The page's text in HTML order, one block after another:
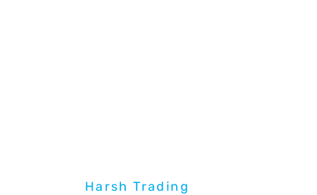
Harsh Trading